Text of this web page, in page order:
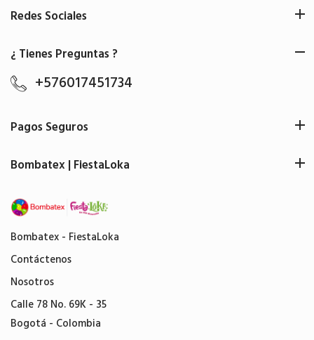
Bombatex - FiestaLoka
Contáctenos
Nosotros
Calle 78 No. 69K - 35
Bogotá - Colombia
Redes Sociales
¿ Tienes Preguntas ?
+576017451734
Pagos Seguros
Bombatex | FiestaLoka